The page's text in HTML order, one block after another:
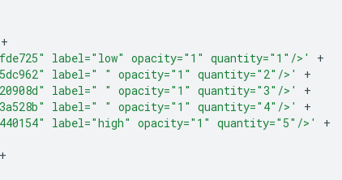
+
label="low" opacity="1" quantity="1"/>'
+
label=" " opacity="1" quantity="2"/>'
+
label=" " opacity="1" quantity="3"/>'
+
label=" " opacity="1" quantity="4"/>'
+
label="high" opacity="1" quantity="5"/>'
+
+